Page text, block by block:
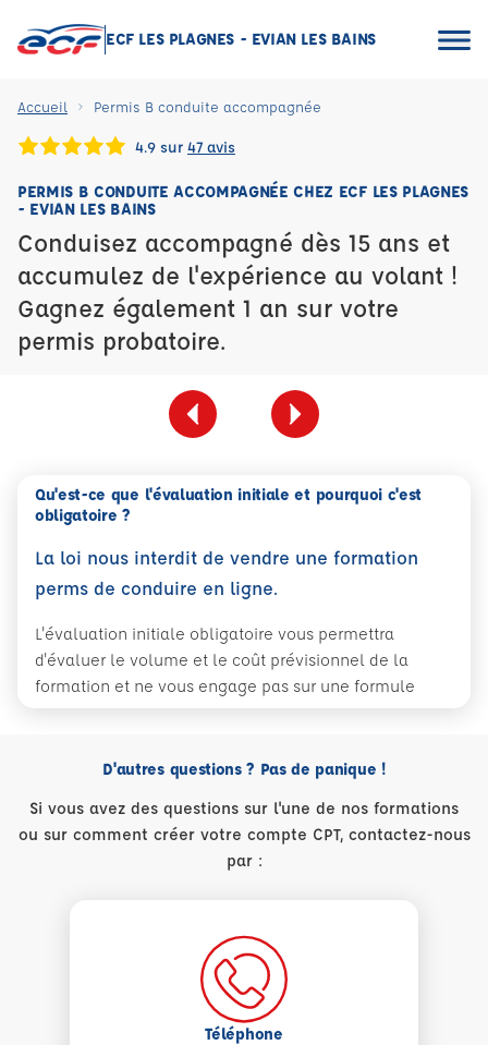
ECF LES PLAGNES - EVIAN LES BAINS
Accueil Permis B conduite accompagnée
4.9 sur 47 avis
PERMIS B CONDUITE ACCOMPAGNÉE CHEZ ECF LES PLAGNES
- EVIAN LES BAINS
Conduisez accompagné dès 15 ans et
accumulez de l'expérience au volant !
Gagnez également 1 an sur votre
permis probatoire.
Qu'est-ce que l'évaluation initiale et pourquoi c'est
obligatoire ?
La loi nous interdit de vendre une formation
perms de conduire en ligne.
L'évaluation initiale obligatoire vous permettra
d'évaluer le volume et le coût prévisionnel de la
formation et ne vous engage pas sur une formule
D'autres questions ? Pas de panique !
Si vous avez des questions sur l'une de nos formations
ou sur comment créer votre compte CPT, contactez-nous
par :
Téléphone